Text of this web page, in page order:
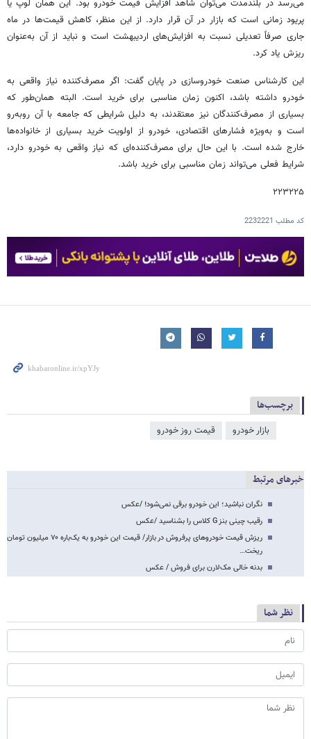
می‌رسد در بلندمدت می‌توان شاهد افزایش قیمت خودرو بود. این همان لوپ یا
پریود زمانی است که بازار در آن قرار دارد. از این منظر، کاهش قیمت‌ها در ماه
جاری صرفاً تعدیلی نسبت به افزایش‌های اردیبهشت است و نباید از آن به‌عنوان
ریزش یاد کرد.
این کارشناس صنعت خودروسازی در پایان گفت: اگر مصرف‌کننده نیاز واقعی به
خودرو داشته باشد، اکنون زمان مناسبی برای خرید است. البته همان‌طور که
بسیاری از مصرف‌کنندگان نیز معتقدند، به دلیل شرایطی که جامعه با آن روبه‌رو
است و به‌ویژه فشارهای اقتصادی، خودرو از اولویت خرید بسیاری از خانواده‌ها
خارج شده است. با این حال برای مصرف‌کننده‌ای که نیاز واقعی به خودرو دارد،
شرایط فعلی می‌تواند زمان مناسبی برای خرید باشد.
۲۲۳۲۲۵
کد مطلب 2232221
برچسب‌ها
بازار خودرو قیمت روز خودرو
خبرهای مرتبط
نگران نباشید؛ این خودرو برقی نمی‌شود! /عکس
رقیب چینی بنز G کلاس را بشناسید /عکس
ریزش قیمت خودروهای پرفروش در بازار/ قیمت این خودرو به یک‌باره ۷۰ میلیون تومان
ریخت…
بدنه خالی مک‌لارن برای فروش / عکس
نظر شما